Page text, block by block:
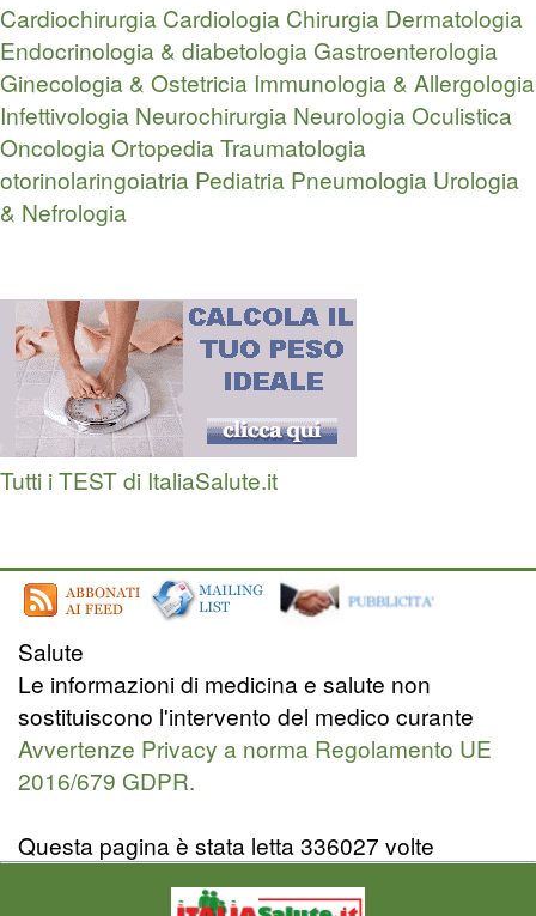
Cardiochirurgia Cardiologia Chirurgia Dermatologia
Endocrinologia & diabetologia Gastroenterologia
Ginecologia & Ostetricia Immunologia & Allergologia
Infettivologia Neurochirurgia NeurologiaOculistica
OncologiaOrtopedia Traumatologia
otorinolaringoiatria Pediatria Pneumologia Urologia
& Nefrologia
Tutti i TEST di ItaliaSalute.it
Salute
Le informazioni di medicina e salute non
sostituiscono l'intervento del medico curante
Avvertenze Privacy a norma Regolamento UE
2016/679 GDPR.
Questa pagina è stata letta 336027 volte